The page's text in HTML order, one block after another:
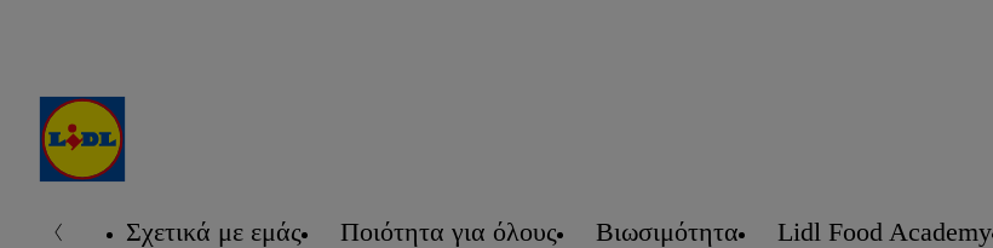
Σχετικά με εμάς Ποιότητα για όλους Βιωσιμότητα Lidl Food Academy